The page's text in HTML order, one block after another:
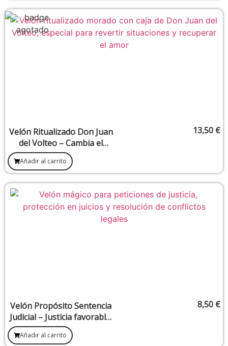
Velón Ritualizado Don Juan
del Volteo – Cambia el
rumbo, devuelve lo injusto
13,50 €
Añadir al carrito
Velón Propósito Sentencia
Judicial – Justicia favorable,
resolución legal y defensa
espiritual
8,50 €
Añadir al carrito